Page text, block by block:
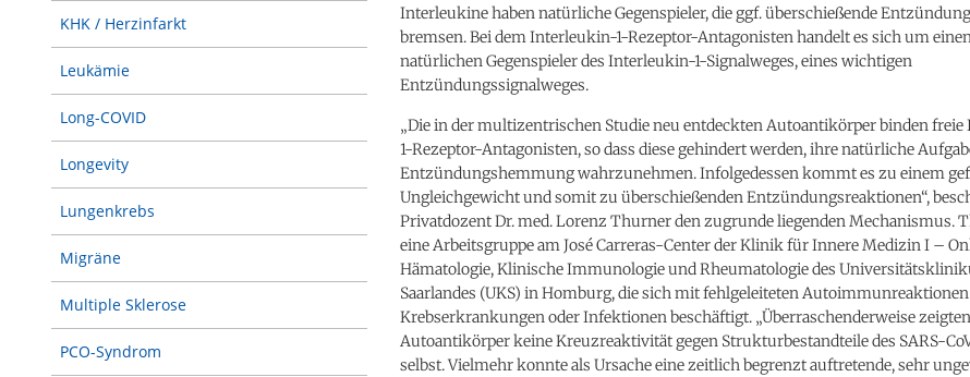
KHK / Herzinfarkt
Leukämie
Long-COVID
Longevity
Lungenkrebs
Migräne
Multiple Sklerose
PCO-Syndrom
Interleukine haben natürliche Gegenspieler, die ggf. überschießende
bremsen. Bei dem Interleukin-1-Rezeptor-Antagonisten handelt es sich um
natürlichen Gegenspieler des Interleukin-1-Signalweges, eines wichtigen
Entzündungssignalweges.
„Die in der multizentrischen Studie neu entdeckten Autoantikörper binden
1-Rezeptor-Antagonisten, so dass diese gehindert werden, ihre natürliche
Entzündungshemmung wahrzunehmen. Infolgedessen kommt es zu einem
Ungleichgewicht und somit zu überschießenden Entzündungsreaktionen“,
Privatdozent Dr. med. Lorenz Thurner den zugrunde liegenden Mechanismus.
eine Arbeitsgruppe am José Carreras-Center der Klinik für Innere Medizin I –
Hämatologie, Klinische Immunologie und Rheumatologie des
Saarlandes (UKS) in Homburg, die sich mit fehlgeleiteten Autoimmunreaktionen
Krebserkrankungen oder Infektionen beschäftigt. „Überraschenderweise
Autoantikörper keine Kreuzreaktivität gegen Strukturbestandteile des SARS-
selbst. Vielmehr konnte als Ursache eine zeitlich begrenzt auftretende, sehr